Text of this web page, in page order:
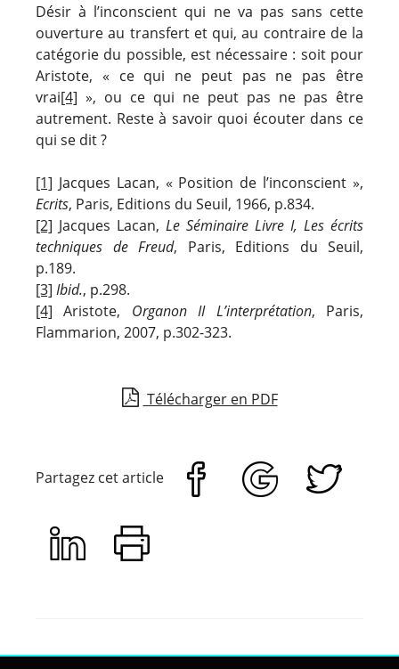
Désir à l’inconscient qui ne va pas sans cette
ouverture au transfert et qui, au contraire de la
catégorie du possible, est nécessaire : soit pour
Aristote, « ce qui ne peut pas ne pas être
vrai[4] », ou ce qui ne peut pas ne pas être
autrement. Reste à savoir quoi écouter dans ce
qui se dit ?
[1] Jacques Lacan, « Position de l’inconscient »,
Ecrits, Paris, Editions du Seuil, 1966, p.834.
[2] Jacques Lacan, Le Séminaire Livre I, Les écrits
techniques de Freud, Paris, Editions du Seuil,
p.189.
[3] Ibid., p.298.
[4] Aristote, Organon II L’interprétation, Paris,
Flammarion, 2007, p.302-323.
Télécharger en PDF
Partagez cet article